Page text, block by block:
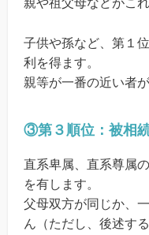
親や祖父母などがこ
子供や孫など、第１
利を得ます。
親等が一番の近い者
③第３順位：被相
直系卑属、直系尊属
を有します。
父母双方が同じか、
ん（ただし、後述す